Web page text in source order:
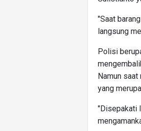
"Saat
langsung
Polisi
Namun
yang
"Disepakati